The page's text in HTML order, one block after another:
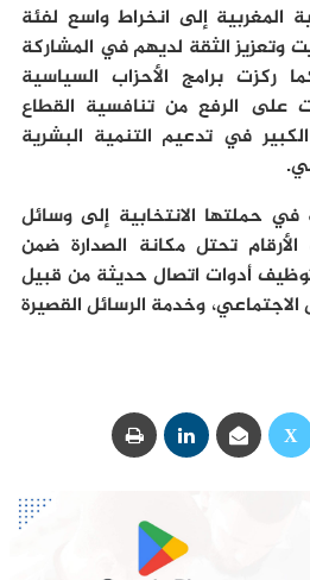
المغربية إلى انخراط واسع لفئة
وتعزيز الثقة لديهم في المشاركة
ركزت برامج الأحزاب السياسية
على الرفع من تنافسية القطاع
الكبير في تدعيم التنمية البشرية
في حملتها الانتخابية إلى وسائل
تحتل مكانة الصدارة ضمن
أدوات اتصال حديثة من قبيل
الاجتماعي، وخدمة الرسائل القصيرة